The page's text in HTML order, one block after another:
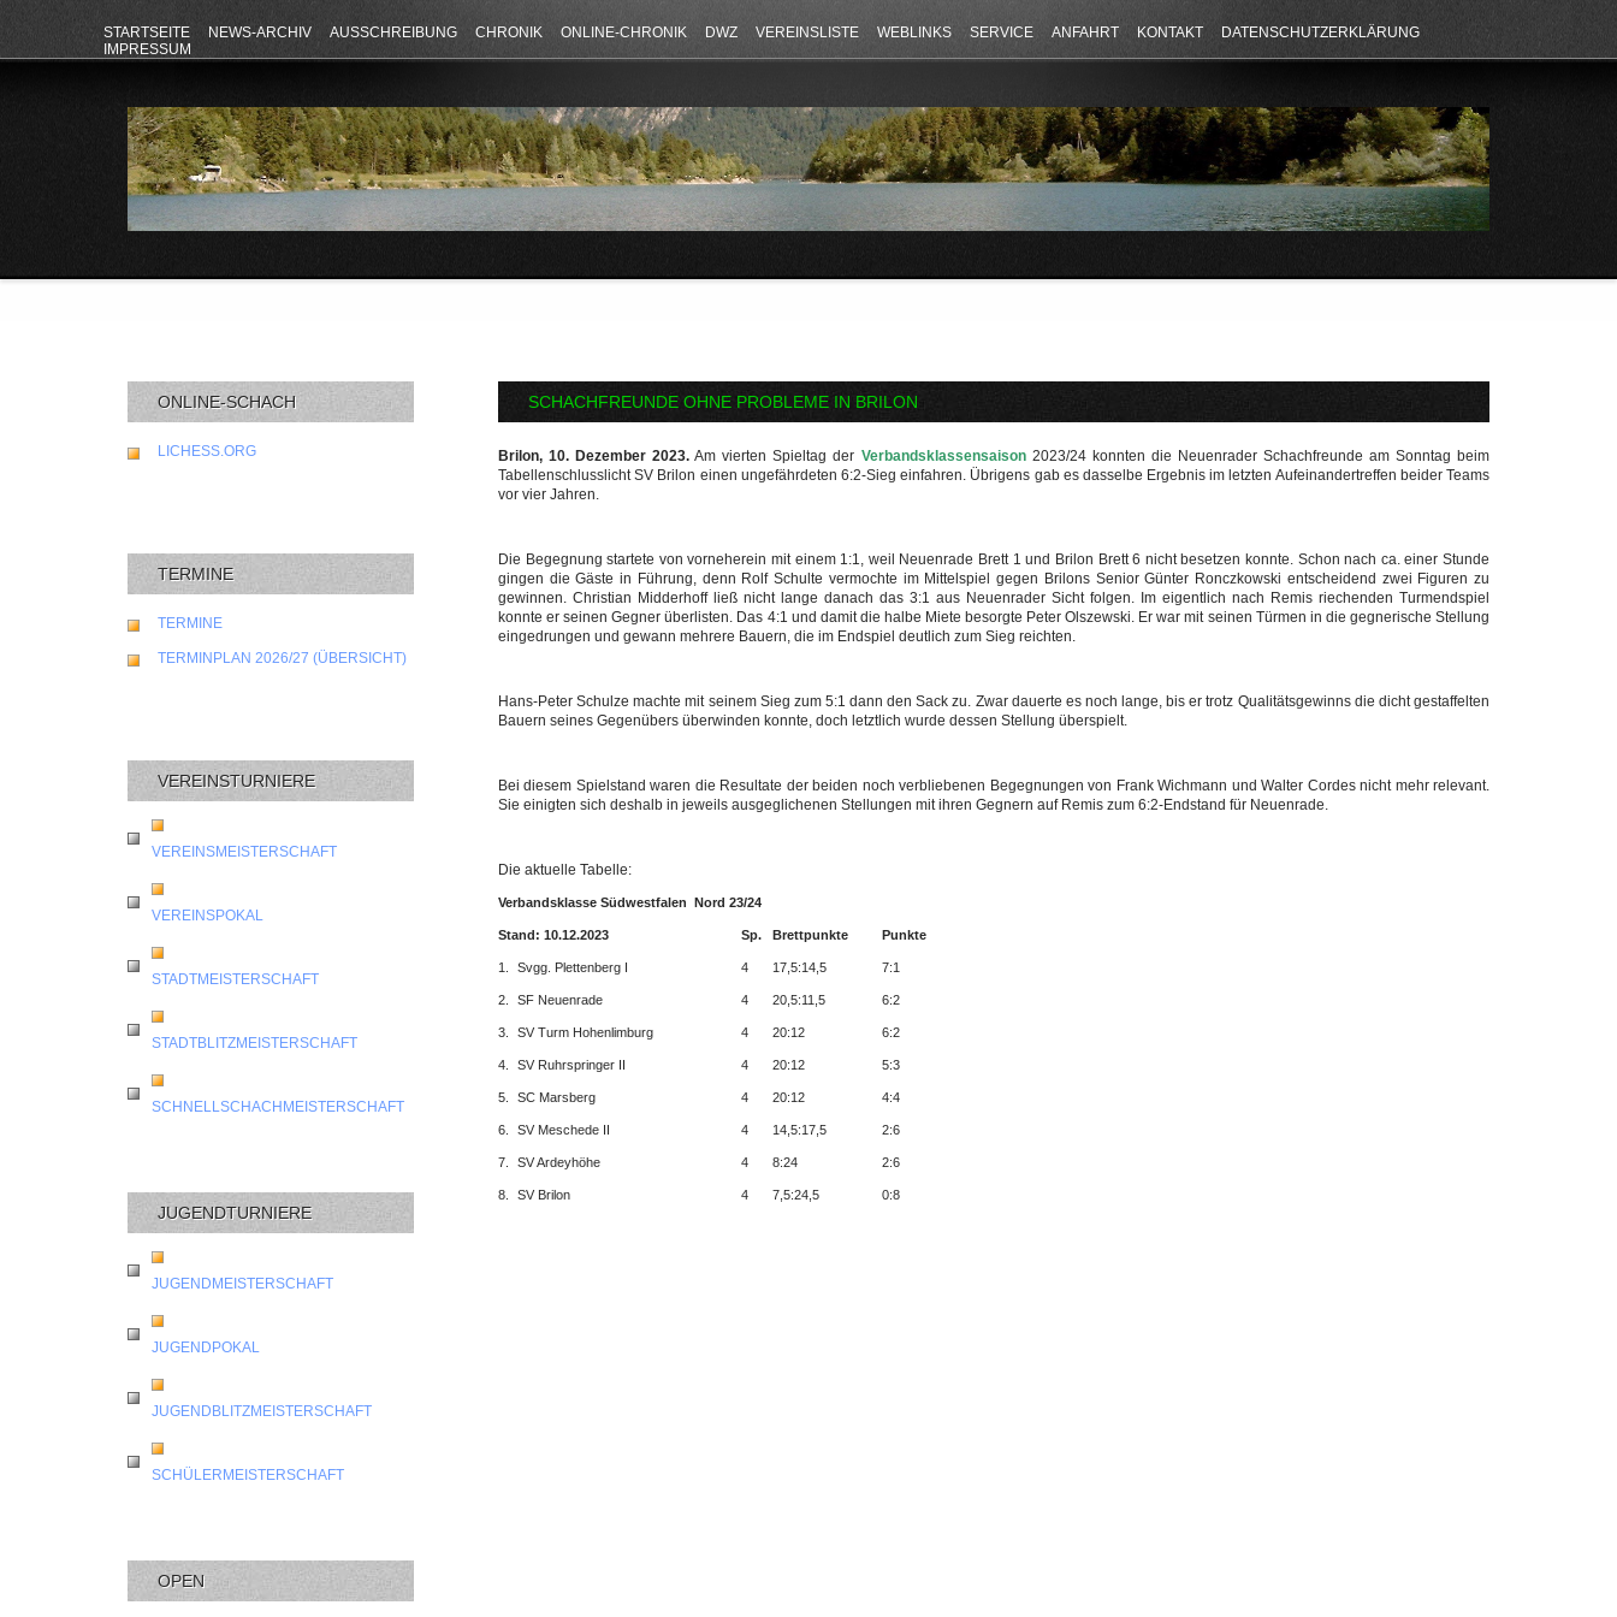
STARTSEITE NEWS-ARCHIV AUSSCHREIBUNG CHRONIK ONLINE-CHRONIK DWZ VEREINSLISTE WEBLINKS SERVICE ANFAHRT KONTAKT
DATENSCHUTZERKLÄRUNG
IMPRESSUM
ONLINE-SCHACH
LICHESS.ORG
TERMINE
TERMINE
TERMINPLAN 2026/27 (ÜBERSICHT)
VEREINSTURNIERE
VEREINSMEISTERSCHAFT
VEREINSPOKAL
STADTMEISTERSCHAFT
STADTBLITZMEISTERSCHAFT
SCHNELLSCHACHMEISTERSCHAFT
JUGENDTURNIERE
JUGENDMEISTERSCHAFT
JUGENDPOKAL
JUGENDBLITZMEISTERSCHAFT
SCHÜLERMEISTERSCHAFT
OPEN
SCHACHFREUNDE OHNE PROBLEME IN BRILON
Brilon, 10. Dezember 2023. Am vierten Spieltag der Verbandsklassensaison2023/24 konnten die Neuenrader Schachfreunde am Sonntag beim
Tabellenschlusslicht SV Brilon einen ungefährdeten 6:2-Sieg einfahren. Übrigens gab es dasselbe Ergebnis im letzten Aufeinandertreffen beider Teams
vor vier Jahren.
Die Begegnung startete von vorneherein mit einem 1:1, weil Neuenrade Brett 1 und Brilon Brett 6 nicht besetzen konnte. Schon nach ca. einer Stunde
gingen die Gäste in Führung, denn Rolf Schulte vermochte im Mittelspiel gegen Brilons Senior Günter Ronczkowski entscheidend zwei Figuren zu
gewinnen. Christian Midderhoff ließ nicht lange danach das 3:1 aus Neuenrader Sicht folgen. Im eigentlich nach Remis riechenden Turmendspiel
konnte er seinen Gegner überlisten. Das 4:1 und damit die halbe Miete besorgte Peter Olszewski. Er war mit seinen Türmen in die gegnerische Stellung
eingedrungen und gewann mehrere Bauern, die im Endspiel deutlich zum Sieg reichten.
Hans-Peter Schulze machte mit seinem Sieg zum 5:1 dann den Sack zu. Zwar dauerte es noch lange, bis er trotz Qualitätsgewinns die dicht gestaffelten
Bauern seines Gegenübers überwinden konnte, doch letztlich wurde dessen Stellung überspielt.
Bei diesem Spielstand waren die Resultate der beiden noch verbliebenen Begegnungen von Frank Wichmann und Walter Cordes nicht mehr relevant.
Sie einigten sich deshalb in jeweils ausgeglichenen Stellungen mit ihren Gegnern auf Remis zum 6:2-Endstand für Neuenrade.
Die aktuelle Tabelle:
Verbandsklasse Südwestfalen Nord 23/24
Stand: 10.12.2023 Sp. Brettpunkte Punkte
1. Svgg. Plettenberg I 4 17,5:14,5 7:1
2. SF Neuenrade 4 20,5:11,5 6:2
3. SV Turm Hohenlimburg 4 20:12 6:2
4. SV Ruhrspringer II 4 20:12 5:3
5. SC Marsberg 4 20:12 4:4
6. SV Meschede II 4 14,5:17,5 2:6
7. SV Ardeyhöhe 4 8:24 2:6
8. SV Brilon 4 7,5:24,5 0:8